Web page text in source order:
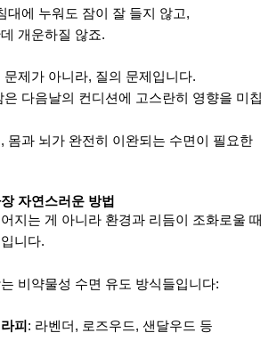
대에 누워도 잠이 잘 들지 않고,
개운하질 않죠.
제가 아니라, 질의 문제입니다.
다음날의 컨디션에 고스란히 영향을 미칩
몸과 뇌가 완전히 이완되는 수면이 필요한
자연스러운 방법
지는 게 아니라 환경과 리듬이 조화로울 때
니다.
비약물성 수면 유도 방식들입니다:
피 : 라벤더, 로즈우드, 샌달우드 등